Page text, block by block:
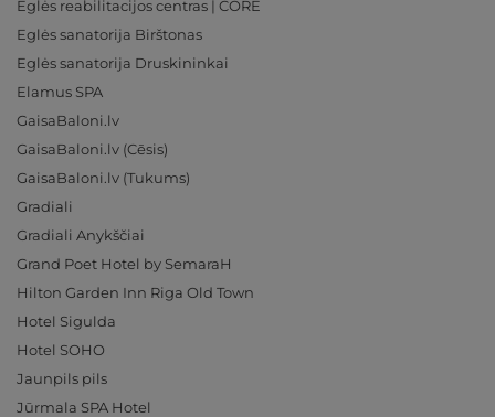
Eglės reabilitacijos centras | CORE
Eglės sanatorija Birštonas
Eglės sanatorija Druskininkai
Elamus SPA
GaisaBaloni.lv
GaisaBaloni.lv (Cēsis)
GaisaBaloni.lv (Tukums)
Gradiali
Gradiali Anykščiai
Grand Poet Hotel by SemaraH
Hilton Garden Inn Riga Old Town
Hotel Sigulda
Hotel SOHO
Jaunpils pils
Jūrmala SPA Hotel